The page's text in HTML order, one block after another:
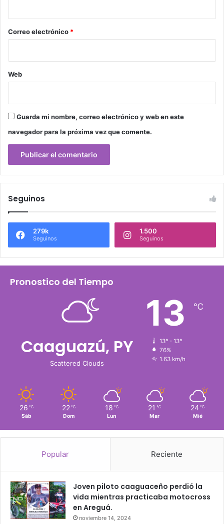
*
Correo electrónico *
Web
Guarda mi nombre, correo electrónico y web en este
navegador para la próxima vez que comente.
Seguinos
279k
Seguinos
1.500
Seguinos
Pronostico del Tiempo
Caaguazú, PY
Scattered Clouds
13 ℃
13º - 13º
76%
1.63 km/h
26 ℃
Sáb
22 ℃
Dom
18 ℃
Lun
21 ℃
Mar
24 ℃
Mié
Popular Reciente
Joven piloto caaguaceño perdió la
vida mientras practicaba motocross
en Areguá.
noviembre 14, 2024